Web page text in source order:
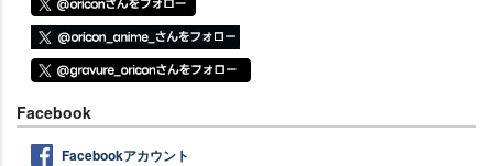
Facebook
Facebookアカウント